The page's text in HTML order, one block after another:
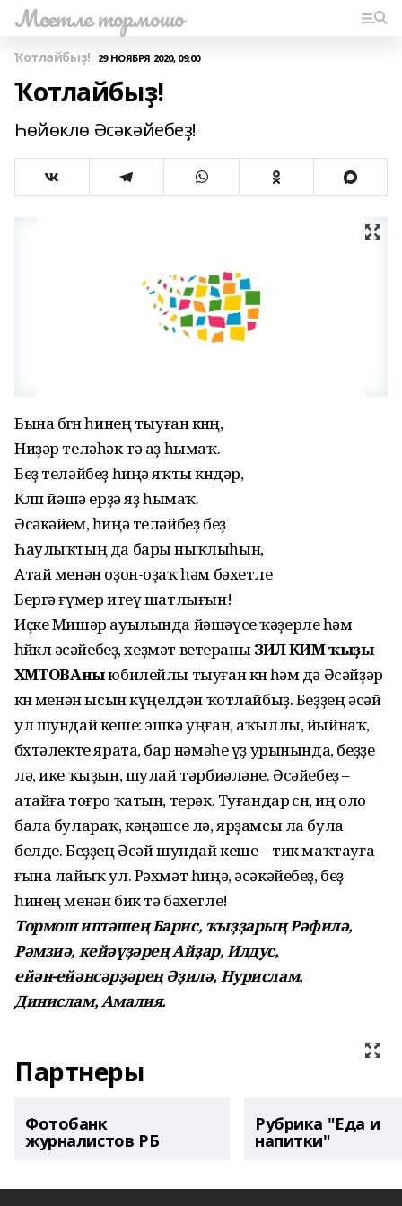
Мәсетле тормошо
Ҡотлайбыҙ! 29 НОЯБРЯ 2020, 09:00
Ҡотлайбыҙ!
Һөйөклө Әсәкәйебеҙ!
Бына бөгөн һинең тыуған көнөң,
Ниҙәр теләһәк тә аҙ һымаҡ.
Беҙ теләйбеҙ һиңә яҡты көндәр,
Көлөп йәшә ерҙә яҙ һымаҡ.
Әсәкәйем, һиңә теләйбеҙ беҙ
Һаулыҡтың да бары ныҡлыһын,
Атай менән оҙон-оҙаҡ һәм бәхетле
Бергә ғүмер итеү шатлығын!
Иҫке Мишәр ауылында йәшәүсе ҡәҙерле һәм
һөйөклө әсәйебеҙ, хеҙмәт ветераныЗИЛӘ КИМ ҡыҙы
ӘХМӘТОВАныюбилейлы тыуған көнө һәм дә Әсәйҙәр
көнө менән ысын күңелдән ҡотлайбыҙ. Беҙҙең әсәй
ул шундай кеше: эшкә уңған, аҡыллы, йыйнаҡ,
бөхтәлекте ярата, бар нәмәһе үҙ урынында, беҙҙе
лә, ике ҡыҙын, шулай тәрбиәләне. Әсәйебеҙ –
атайға тоғро ҡатын, терәк. Туғандар өсөн, иң оло
бала булараҡ, кәңәшсе лә, ярҙамсы ла була
белде. Беҙҙең Әсәй шундай кеше – тик маҡтауға
ғына лайыҡ ул. Рәхмәт һиңә, әсәкәйебеҙ, беҙ
һинең менән бик тә бәхетле!
Тормош иптәшең Барис, ҡыҙҙарың Рәфилә,
Рәмзиә, кейәүҙәрең Айҙар, Илдус,
ейән-ейәнсәрҙәрең Әҙилә, Нурислам,
Динислам, Амалия.
Партнеры
Фотобанк
журналистов РБ
Рубрика "Еда и
напитки"